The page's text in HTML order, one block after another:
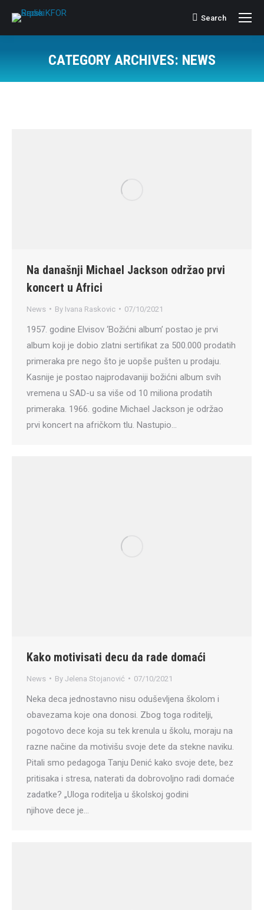
Search:
Search
CATEGORY ARCHIVES: NEWS
Na današnji Michael Jackson održao prvi
koncert u Africi
News By Ivana Raskovic 07/10/2021
1957. godine Elvisov ‘Božićni album’ postao je prvi
album koji je dobio zlatni sertifikat za 500.000 prodatih
primeraka pre nego što je uopše pušten u prodaju.
Kasnije je postao najprodavaniji božićni album svih
vremena u SAD-u sa više od 10 miliona prodatih
primeraka. 1966. godine Michael Jackson je održao
prvi koncert na afričkom tlu. Nastupio…
Kako motivisati decu da rade domaći
News By Jelena Stojanović 07/10/2021
Neka deca jednostavno nisu oduševljena školom i
obavezama koje ona donosi. Zbog toga roditelji,
pogotovo dece koja su tek krenula u školu, moraju na
razne načine da motivišu svoje dete da stekne naviku.
Pitali smo pedagoga Tanju Denić kako svoje dete, bez
pritisaka i stresa, naterati da dobrovoljno radi domaće
zadatke? „Uloga roditelja u školskoj godini
njihove dece je…